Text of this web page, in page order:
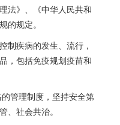
法》、《中华人民共和
的规定。
制疾病的发生、流行，
，包括免疫规划疫苗和
管理制度，坚持安全第
、社会共治。